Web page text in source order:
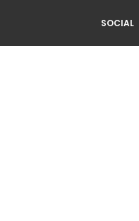
SOCIAL